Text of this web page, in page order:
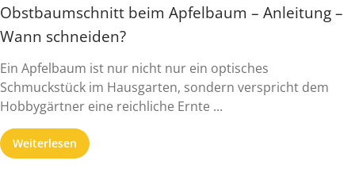
Obstbaumschnitt beim Apfelbaum – Anleitung –
Wann schneiden?
Ein Apfelbaum ist nur nicht nur ein optisches
Schmuckstück im Hausgarten, sondern verspricht dem
Hobbygärtner eine reichliche Ernte ...
Weiterlesen